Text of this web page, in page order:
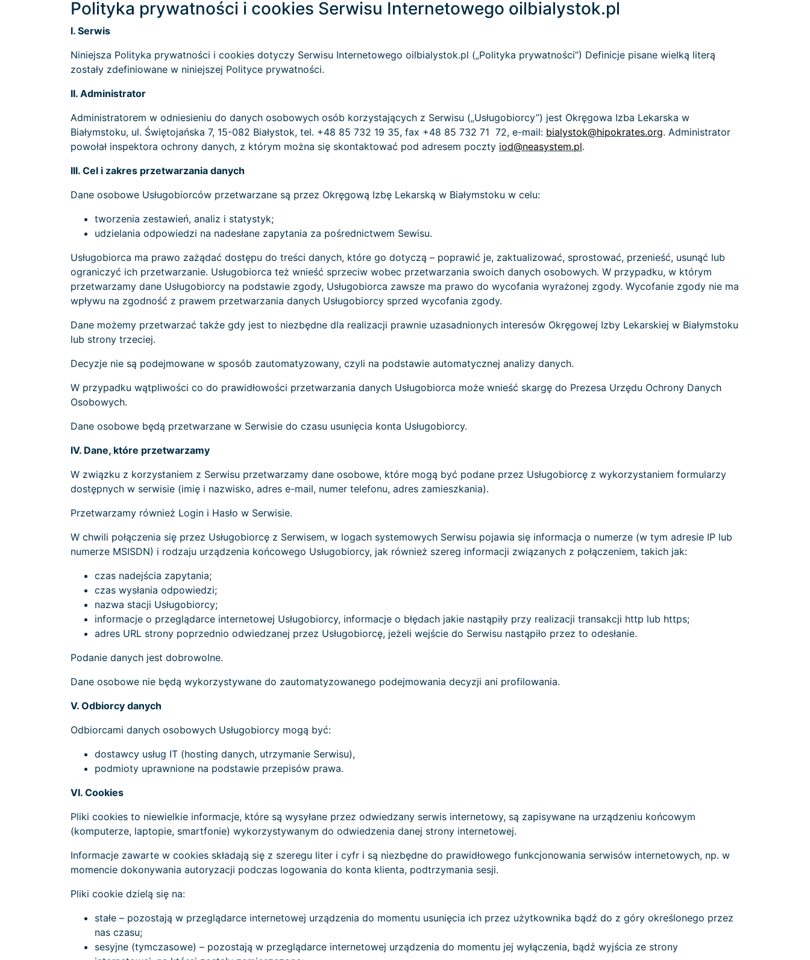
Polityka prywatności i cookies Serwisu Internetowego oilbialystok.pl
I. Serwis
Niniejsza Polityka prywatności i cookies dotyczy Serwisu Internetowego oilbialystok.pl („Polityka prywatności”) Definicje pisane wielką literą
zostały zdefiniowane w niniejszej Polityce prywatności.
II. Administrator
Administratorem w odniesieniu do danych osobowych osób korzystających z Serwisu („Usługobiorcy”) jest Okręgowa Izba Lekarska w
Białymstoku, ul. Świętojańska 7, 15-082 Białystok, tel. +48 85 732 19 35, fax +48 85 732 71 72, e-mail: bialystok@hipokrates.org. Administrator
powołał inspektora ochrony danych, z którym można się skontaktować pod adresem poczty iod@neasystem.pl.
III. Cel i zakres przetwarzania danych
Dane osobowe Usługobiorców przetwarzane są przez Okręgową Izbę Lekarską w Białymstoku w celu:
tworzenia zestawień, analiz i statystyk;
udzielania odpowiedzi na nadesłane zapytania za pośrednictwem Sewisu.
Usługobiorca ma prawo zażądać dostępu do treści danych, które go dotyczą – poprawić je, zaktualizować, sprostować, przenieść, usunąć lub
ograniczyć ich przetwarzanie. Usługobiorca też wnieść sprzeciw wobec przetwarzania swoich danych osobowych. W przypadku, w którym
przetwarzamy dane Usługobiorcy na podstawie zgody, Usługobiorca zawsze ma prawo do wycofania wyrażonej zgody. Wycofanie zgody nie ma
wpływu na zgodność z prawem przetwarzania danych Usługobiorcy sprzed wycofania zgody.
Dane możemy przetwarzać także gdy jest to niezbędne dla realizacji prawnie uzasadnionych interesów Okręgowej Izby Lekarskiej w Białymstoku
lub strony trzeciej.
Decyzje nie są podejmowane w sposób zautomatyzowany, czyli na podstawie automatycznej analizy danych.
W przypadku wątpliwości co do prawidłowości przetwarzania danych Usługobiorca może wnieść skargę do Prezesa Urzędu Ochrony Danych
Osobowych.
Dane osobowe będą przetwarzane w Serwisie do czasu usunięcia konta Usługobiorcy.
IV. Dane, które przetwarzamy
W związku z korzystaniem z Serwisu przetwarzamy dane osobowe, które mogą być podane przez Usługobiorcę z wykorzystaniem formularzy
dostępnych w serwisie (imię i nazwisko, adres e-mail, numer telefonu, adres zamieszkania).
Przetwarzamy również Login i Hasło w Serwisie.
W chwili połączenia się przez Usługobiorcę z Serwisem, w logach systemowych Serwisu pojawia się informacja o numerze (w tym adresie IP lub
numerze MSISDN) i rodzaju urządzenia końcowego Usługobiorcy, jak również szereg informacji związanych z połączeniem, takich jak:
czas nadejścia zapytania;
czas wysłania odpowiedzi;
nazwa stacji Usługobiorcy;
informacje o przeglądarce internetowej Usługobiorcy, informacje o błędach jakie nastąpiły przy realizacji transakcji http lub https;
adres URL strony poprzednio odwiedzanej przez Usługobiorcę, jeżeli wejście do Serwisu nastąpiło przez to odesłanie.
Podanie danych jest dobrowolne.
Dane osobowe nie będą wykorzystywane do zautomatyzowanego podejmowania decyzji ani profilowania.
V. Odbiorcy danych
Odbiorcami danych osobowych Usługobiorcy mogą być:
dostawcy usług IT (hosting danych, utrzymanie Serwisu),
podmioty uprawnione na podstawie przepisów prawa.
VI. Cookies
Pliki cookies to niewielkie informacje, które są wysyłane przez odwiedzany serwis internetowy, są zapisywane na urządzeniu końcowym
(komputerze, laptopie, smartfonie) wykorzystywanym do odwiedzenia danej strony internetowej.
Informacje zawarte w cookies składają się z szeregu liter i cyfr i są niezbędne do prawidłowego funkcjonowania serwisów internetowych, np. w
momencie dokonywania autoryzacji podczas logowania do konta klienta, podtrzymania sesji.
Pliki cookie dzielą się na:
stałe – pozostają w przeglądarce internetowej urządzenia do momentu usunięcia ich przez użytkownika bądź do z góry określonego przez
nas czasu;
sesyjne (tymczasowe) – pozostają w przeglądarce internetowej urządzenia do momentu jej wyłączenia, bądź wyjścia ze strony